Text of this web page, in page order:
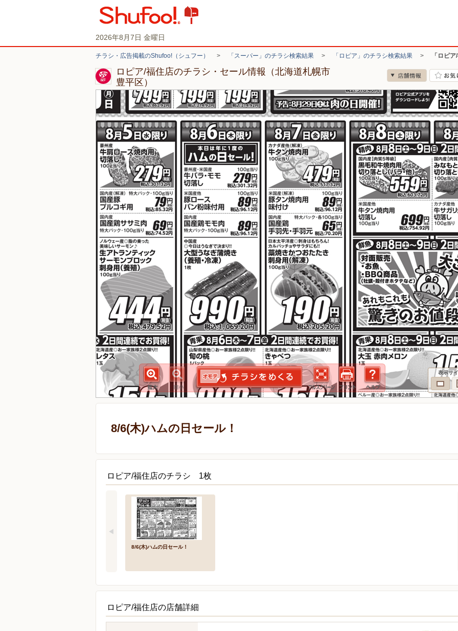
2026年8月7日 金曜日
チラシ・広告掲載のShufoo!（シュフー） > 「スーパー」のチラシ検索結果 > 「ロピア」のチラシ検索結果 > 「ロピ
ロピア/福住店のチラシ・セール情報（北海道札幌市
豊平区）
表示サ
8/6(木)ハムの日セール！
ロピア/福住店のチラシ 1枚
8/6(木)ハムの日セール！
ロピア/福住店の店舗詳細